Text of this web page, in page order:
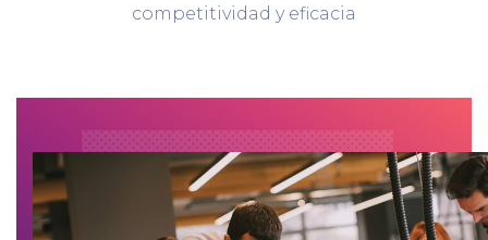
competitividad y eficacia